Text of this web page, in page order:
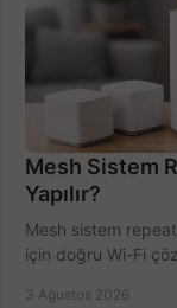
Mesh Sistem
Yapılır?
Mesh sistem
için doğru Wi-Fi
3 Ağustos 2026